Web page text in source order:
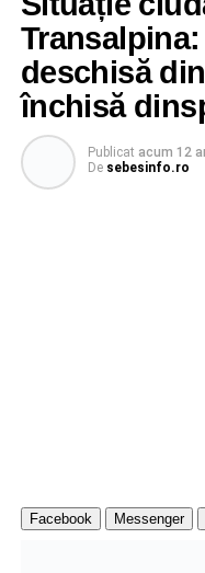
deschisă
închisă
Publicat acum 12
De sebesinfo.ro
Facebook Messenger